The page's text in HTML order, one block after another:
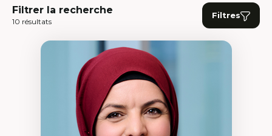
Filtrer la recherche
10 résultats
Filtres